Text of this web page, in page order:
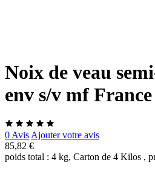
Noix de veau
env s/v mf France
0 Avis Ajouter votre avis
85,82 €
poids total : 4 kg, Carton de 4 Kilos ,